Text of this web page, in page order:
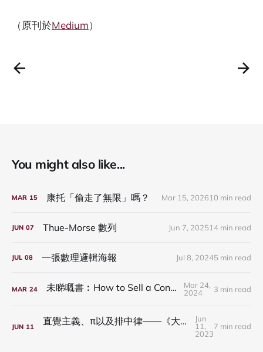
（原刊於Medium）
You might also like...
MAR 15 康托「偷走了無限」嗎？ Mar 15, 202610 min read
JUN 07 Thue-Morse 數列 Jun 7, 202514 min read
JUL 08 一張數理邏輯海報 Jul 8, 20245 min read
MAR 24 未睇嘅書︰How to Sell a Contradiction
Mar 24,
2024
3 min read
JUN 11 直覺主義、π以及排中律——《大話題︰邏輯》相關段落的問題
Jun
11,
2023
7 min read